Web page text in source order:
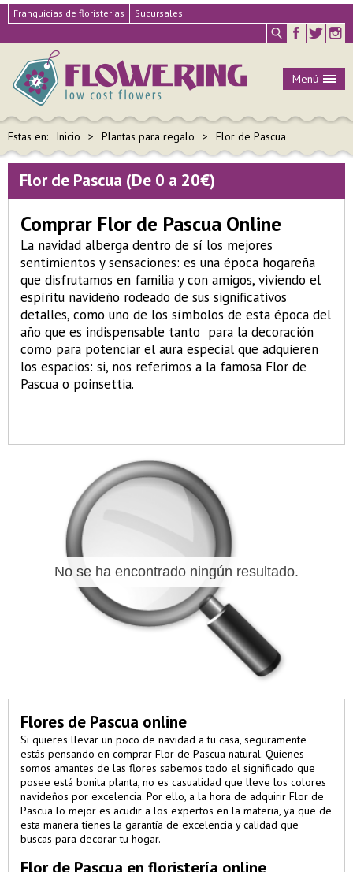
Franquicias de floristerias Sucursales
Menú
Estas en: Inicio Plantas para regalo Flor de Pascua
Flor de Pascua (De 0 a 20€)
Comprar Flor de Pascua Online
La navidad alberga dentro de sí los mejores
sentimientos y sensaciones: es una época hogareña
que disfrutamos en familia y con amigos, viviendo el
espíritu navideño rodeado de sus significativos
detalles, como uno de los símbolos de esta época del
año que es indispensable tanto para la decoración
como para potenciar el aura especial que adquieren
los espacios: si, nos referimos a la famosa Flor de
Pascua o poinsettia.
No se ha encontrado ningún resultado.
Flores de Pascua online
Si quieres llevar un poco de navidad a tu casa, seguramente
estás pensando en comprar Flor de Pascua natural. Quienes
somos amantes de las flores sabemos todo el significado que
posee está bonita planta, no es casualidad que lleve los colores
navideños por excelencia. Por ello, a la hora de adquirir Flor de
Pascua lo mejor es acudir a los expertos en la materia, ya que de
esta manera tienes la garantía de excelencia y calidad que
buscas para decorar tu hogar.
Flor de Pascua en floristería online